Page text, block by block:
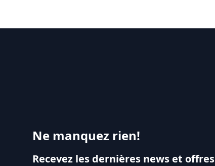
Ne manquez rien!
Recevez les dernières news et offres